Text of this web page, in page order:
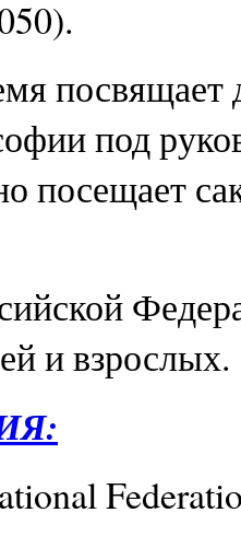
под
посещает
и взрослых.
: